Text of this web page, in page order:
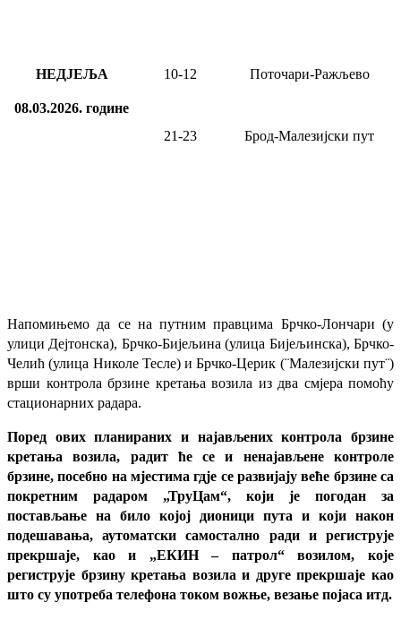
НЕДЈЕЉА
08.03.2026. године
10-12 Поточари-Ражљево
21-23 Брод-Малезијски пут
Напомињемо да се на путним правцима Брчко-Лончари (у
улици Дејтонска), Брчко-Бијељина (улица Бијељинска), Брчко-
Челић (улица Николе Тесле) и Брчко-Церик (¨Малезијски пут¨)
врши контрола брзине кретања возила из два смјера помоћу
стационарних радара.
Поред ових планираних и најављених контрола брзине
кретања возила, радит ће се и ненајављене контроле
брзине, посебно на мјестима гдје се развијају веће брзине са
покретним радаром „ТруЦам“, који је погодан за
постављање на било којој дионици пута и који након
подешавања, аутоматски самостално ради и региструје
прекршаје, као и „ЕКИН – патрол“ возилом, које
региструје брзину кретања возила и друге прекршаје као
што су употреба телефона током вожње, везање појаса итд.